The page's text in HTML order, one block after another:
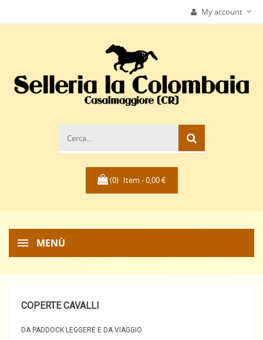
My account
(0) Item -0,00 €
MENÙ
COPERTE CAVALLI
DA PADDOCK LEGGERE E DA VIAGGIO